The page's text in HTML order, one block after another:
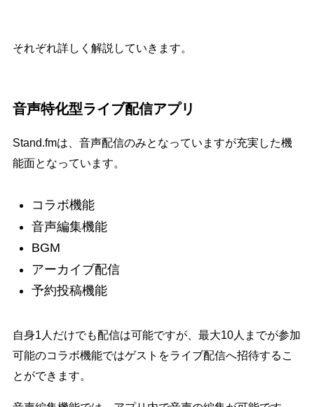
それぞれ詳しく解説していきます。
音声特化型ライブ配信アプリ
Stand.fmは、音声配信のみとなっていますが充実した機
能面となっています。
コラボ機能
音声編集機能
BGM
アーカイブ配信
予約投稿機能
自身1人だけでも配信は可能ですが、最大10人までが参加
可能のコラボ機能ではゲストをライブ配信へ招待するこ
とができます。